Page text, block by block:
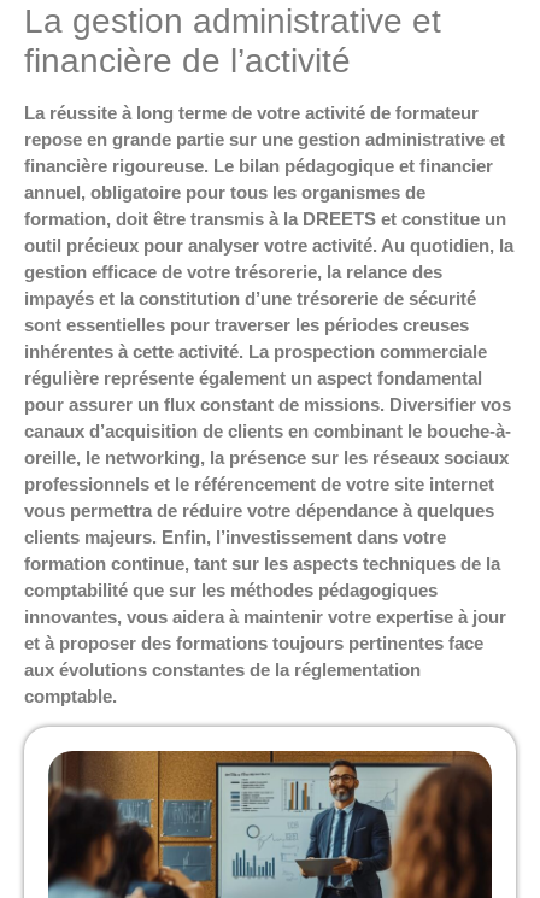
La gestion administrative et
financière de l’activité
La réussite à long terme de votre activité de formateur
repose en grande partie sur une gestion administrative et
financière rigoureuse. Le bilan pédagogique et financier
annuel, obligatoire pour tous les organismes de
formation, doit être transmis à la DREETS et constitue un
outil précieux pour analyser votre activité. Au quotidien, la
gestion efficace de votre trésorerie, la relance des
impayés et la constitution d’une trésorerie de sécurité
sont essentielles pour traverser les périodes creuses
inhérentes à cette activité. La prospection commerciale
régulière représente également un aspect fondamental
pour assurer un flux constant de missions. Diversifier vos
canaux d’acquisition de clients en combinant le bouche-à-
oreille, le networking, la présence sur les réseaux sociaux
professionnels et le référencement de votre site internet
vous permettra de réduire votre dépendance à quelques
clients majeurs. Enfin, l’investissement dans votre
formation continue, tant sur les aspects techniques de la
comptabilité que sur les méthodes pédagogiques
innovantes, vous aidera à maintenir votre expertise à jour
et à proposer des formations toujours pertinentes face
aux évolutions constantes de la réglementation
comptable.